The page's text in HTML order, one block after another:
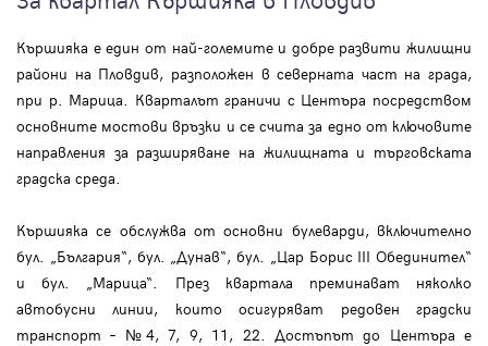
Кършияка е един от най-големите и добре развити жилищни
райони на Пловдив, разположен в северната част на града,
при р. Марица. Кварталът граничи с Центъра посредством
основните мостови връзки и се счита за едно от ключовите
направления за разширяване на жилищната и търговската
градска среда.
Кършияка се обслужва от основни булеварди, включително
бул. „България“, бул. „Дунав“, бул. „Цар Борис III Обединител“
и бул. „Марица“. През квартала преминават няколко
автобусни линии, които осигуряват редовен градски
транспорт – №4, 7, 9, 11, 22. Достъпът до Центъра е